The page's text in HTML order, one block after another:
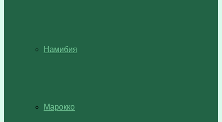
Намибия
Марокко